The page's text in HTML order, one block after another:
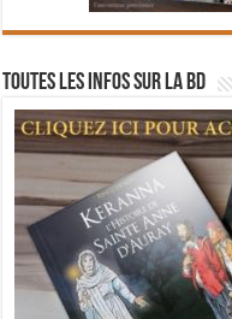
Toutes les infos sur la BD